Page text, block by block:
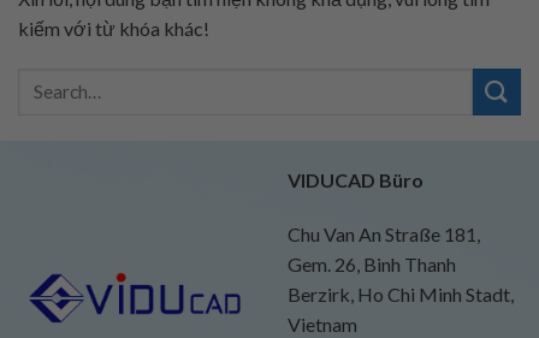
kiếm với từ khóa khác!
VIDUCAD Büro
Chu Van An Straße 181,
Gem. 26, Binh Thanh
Berzirk, Ho Chi Minh Stadt,
Vietnam